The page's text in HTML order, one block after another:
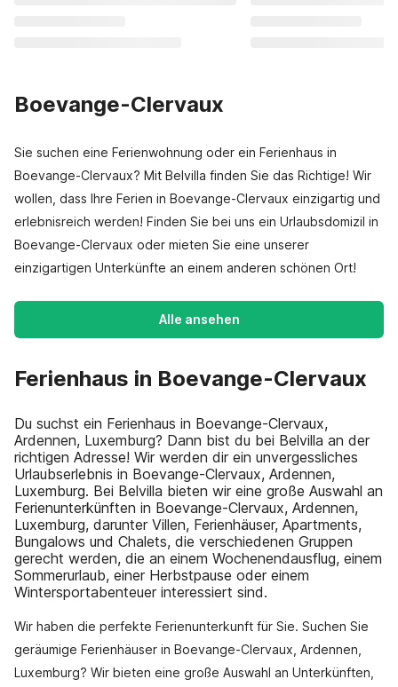
Boevange-Clervaux
Sie suchen eine Ferienwohnung oder ein Ferienhaus in
Boevange-Clervaux? Mit Belvilla finden Sie das Richtige! Wir
wollen, dass Ihre Ferien in Boevange-Clervaux einzigartig und
erlebnisreich werden! Finden Sie bei uns ein Urlaubsdomizil in
Boevange-Clervaux oder mieten Sie eine unserer
einzigartigen Unterkünfte an einem anderen schönen Ort!
Alle ansehen
Ferienhaus in Boevange-Clervaux
Du suchst ein Ferienhaus in Boevange-Clervaux,
Ardennen, Luxemburg? Dann bist du bei Belvilla an der
richtigen Adresse! Wir werden dir ein unvergessliches
Urlaubserlebnis in Boevange-Clervaux, Ardennen,
Luxemburg. Bei Belvilla bieten wir eine große Auswahl an
Ferienunterkünften in Boevange-Clervaux, Ardennen,
Luxemburg, darunter Villen, Ferienhäuser, Apartments,
Bungalows und Chalets, die verschiedenen Gruppen
gerecht werden, die an einem Wochenendausflug, einem
Sommerurlaub, einer Herbstpause oder einem
Wintersportabenteuer interessiert sind.
Wir haben die perfekte Ferienunterkunft für Sie. Suchen Sie
geräumige Ferienhäuser in Boevange-Clervaux, Ardennen,
Luxemburg? Wir bieten eine große Auswahl an Unterkünften,